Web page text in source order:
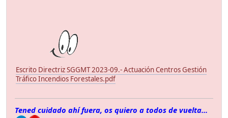
Escrito Directriz SGGMT 2023-09.- Actuación Centros Gestión
Tráfico Incendios Forestales.pdf
Tened cuidado ahí fuera, os quiero a todos de vuelta...